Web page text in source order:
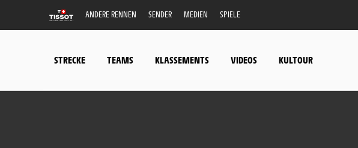
ANDERE RENNEN SENDER MEDIEN SPIELE
STRECKE TEAMS KLASSEMENTS VIDEOS KULTOUR